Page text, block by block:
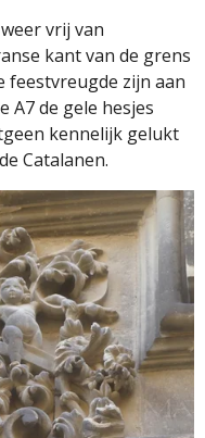
vrij van
kant van de grens
feestvreugde zijn aan
A7 de gele hesjes
kennelijk gelukt
Catalanen.